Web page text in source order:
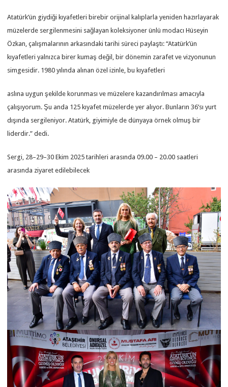
Atatürk’ün giydiği kıyafetleri birebir orijinal kalıplarla yeniden hazırlayarak
müzelerde sergilenmesini sağlayan koleksiyoner ünlü modacı Hüseyin
Özkan, çalışmalarının arkasındaki tarihi süreci paylaştı: “Atatürk’ün
kıyafetleri yalnızca birer kumaş değil, bir dönemin zarafet ve vizyonunun
simgesidir. 1980 yılında alınan özel izinle, bu kıyafetleri
aslına uygun şekilde korunması ve müzelere kazandırılması amacıyla
çalışıyorum. Şu anda 125 kıyafet müzelerde yer alıyor. Bunların 36’sı yurt
dışında sergileniyor. Atatürk, giyimiyle de dünyaya örnek olmuş bir
liderdir.” dedi.
Sergi, 28–29–30 Ekim 2025 tarihleri arasında 09.00 – 20.00 saatleri
arasında ziyaret edilebilecek